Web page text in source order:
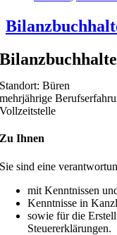
Standort: Büren
mehrjährige
Vollzeitstelle
Zu Ihnen
Sie sind eine
mit Kenntnissen
Kenntnisse in
sowie für die
Steuererklärungen.